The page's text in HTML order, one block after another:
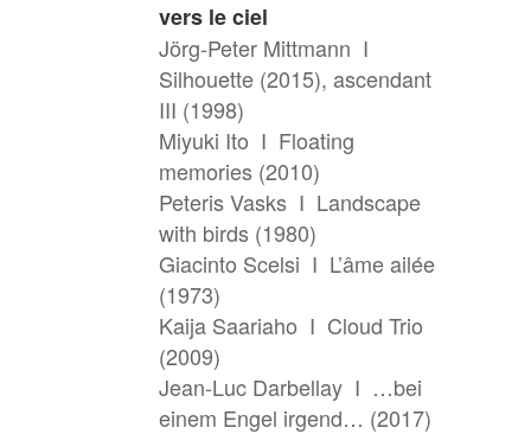
vers le ciel
Jörg-Peter Mittmann I
Silhouette (2015), ascendant
III (1998)
Miyuki Ito I Floating
memories (2010)
Peteris Vasks I Landscape
with birds (1980)
Giacinto Scelsi I L’âme ailée
(1973)
Kaija Saariaho I Cloud Trio
(2009)
Jean-Luc Darbellay I …bei
einem Engel irgend… (2017)